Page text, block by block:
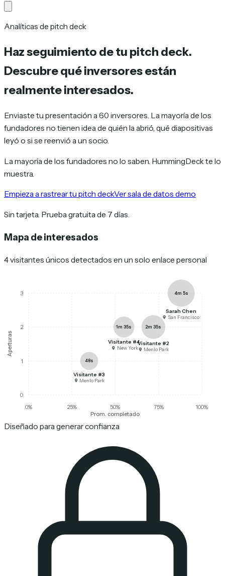
Analíticas de pitch deck
Haz seguimiento de tu pitch deck.
Descubre qué inversores están
realmenteinteresados.
Enviaste tu presentación a 60 inversores. La mayoría de los
fundadores no tienen idea de quién la abrió, qué diapositivas
leyó o si se reenvió a un socio.
La mayoría de los fundadores no lo saben. HummingDeck te lo
muestra.
Empieza a rastrear tu pitch deckVer sala de datos demo
Sin tarjeta. Prueba gratuita de 7 días.
Mapa de interesados
4 visitantes únicos detectados en un solo enlace personal
0% 25% 50% 75% 100%
0
1
2
3
Prom. completado
Aperturas
4m 5s
Sarah Chen
San Francisco
2m 35s
Visitante #2
Menlo Park
1m 35s
Visitante #4
New York
48s
Visitante #3
Menlo Park
Diseñado para generar confianza